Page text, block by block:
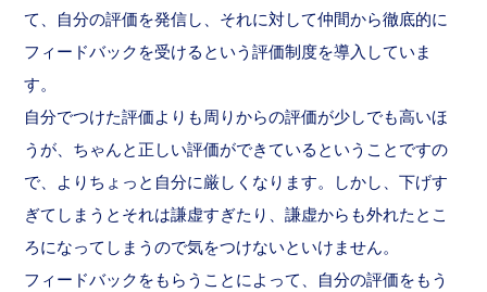
て、自分の評価を発信し、それに対して仲間から徹底的に
フィードバックを受けるという評価制度を導入していま
す。
自分でつけた評価よりも周りからの評価が少しでも高いほ
うが、ちゃんと正しい評価ができているということですの
で、よりちょっと自分に厳しくなります。しかし、下げす
ぎてしまうとそれは謙虚すぎたり、謙虚からも外れたとこ
ろになってしまうので気をつけないといけません。
フィードバックをもらうことによって、自分の評価をもう